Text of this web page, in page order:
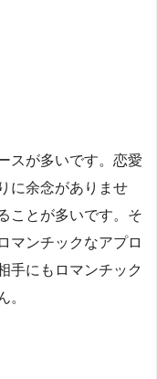
スが多いです。恋愛
に余念がありませ
ことが多いです。そ
マンチックなアプロ
手にもロマンチック
。